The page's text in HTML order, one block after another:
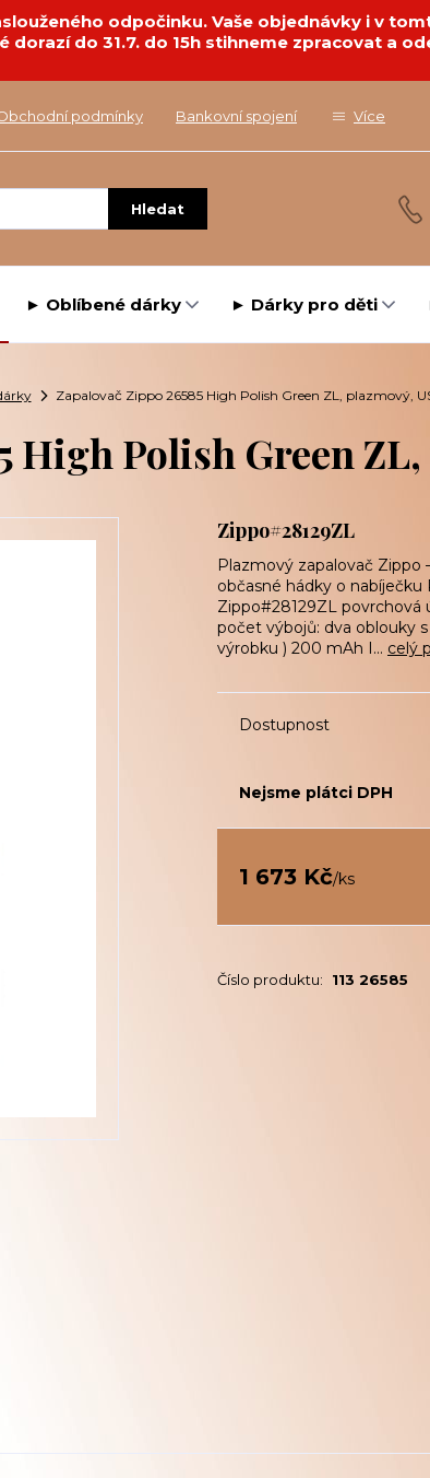
odpočinku. Vaše objednávky i v
dorazí do 31.7. do 15h stihneme zpracovat a
podmínky Bankovní spojení Více
Hledat
► Oblíbené dárky ► Dárky pro děti
Zapalovač Zippo 26585 High Polish Green ZL, plazmový,
High Polish Green
Zippo#28129ZL
Plazmový zapalovač Zippo
občasné hádky o
Zippo#28129ZL povrchová
počet výbojů: dva oblouky
výrobku ) 200 mAh I... celý
Dostupnost
Nejsme plátci DPH
1 673 Kč/ks
Číslo produktu: 113 26585